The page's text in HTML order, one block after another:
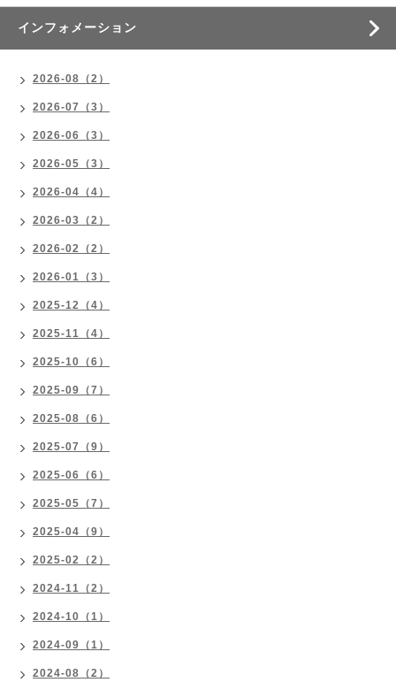
インフォメーション
2026-08（2）
2026-07（3）
2026-06（3）
2026-05（3）
2026-04（4）
2026-03（2）
2026-02（2）
2026-01（3）
2025-12（4）
2025-11（4）
2025-10（6）
2025-09（7）
2025-08（6）
2025-07（9）
2025-06（6）
2025-05（7）
2025-04（9）
2025-02（2）
2024-11（2）
2024-10（1）
2024-09（1）
2024-08（2）